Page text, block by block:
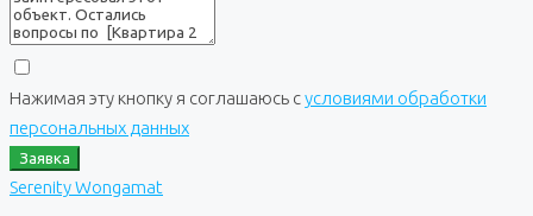
Нажимая эту кнопку я соглашаюсь сусловиями обработки
персональных данных
Заявка
Serenity Wongamat